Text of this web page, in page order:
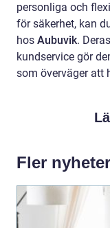
personliga och
för säkerhet, kan
hos Aubuvik.
kundservice gör
som överväger att
Fler nyheter